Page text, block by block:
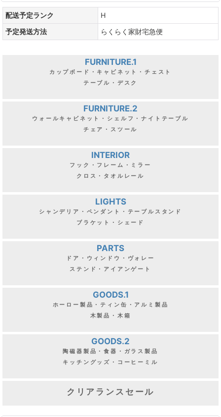
配送予定ランク
H
予定発送方法
らくらく家財宅急便
FURNITURE.1
カップボード・キャビネット・チェスト
テーブル・デスク
FURNITURE.2
ウォールキャビネット・シェルフ・ナイトテーブル
チェア・スツール
INTERIOR
フック・フレーム・ミラー
クロス・タオルレール
LIGHTS
シャンデリア・ペンダント・テーブルスタンド
ブラケット・シェード
PARTS
ドア・ウィンドウ・ヴォレー
ステンド・アイアンゲート
GOODS.1
ホーロー製品・ティン缶・アルミ製品
木製品・木箱
GOODS.2
陶磁器製品・食器・ガラス製品
キッチングッズ・コーヒーミル
クリアランスセール